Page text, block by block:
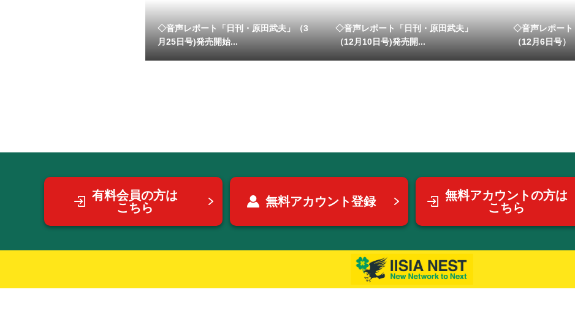
◇音声レポート「日刊・原田武夫」（3
月25日号)発売開始...
◇音声レポート「日刊・原田武夫」
（12月10日号)発売開...
◇音声レポート
（12月6日号
有料会員の方は
こちら
無料アカウント登録
無料アカウントの方は
こちら